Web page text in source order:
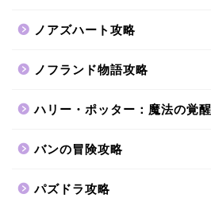
ノアズハート攻略
ノフランド物語攻略
ハリー・ポッター：魔法の覚
バンの冒険攻略
パズドラ攻略